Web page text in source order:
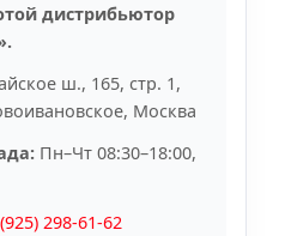
дистрибьютор
ш., 165, стр. 1,
Москва
Пн–Чт 08:30–18:00,
298-61-62